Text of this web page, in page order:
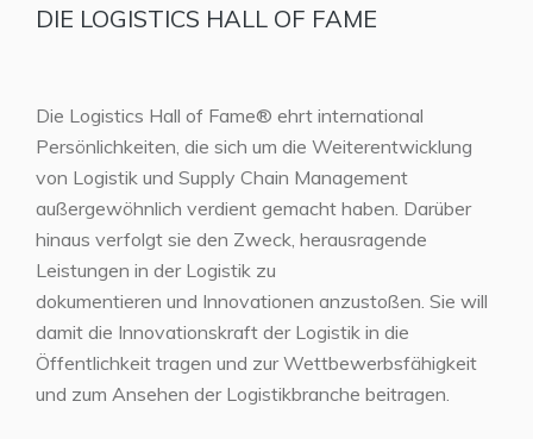
DIE LOGISTICS HALL OF FAME
Die Logistics Hall of Fame® ehrt international
Persönlichkeiten, die sich um die Weiterentwicklung
von Logistik und Supply Chain Management
außergewöhnlich verdient gemacht haben. Darüber
hinaus verfolgt sie den Zweck, herausragende
Leistungen in der Logistik zu
dokumentieren und Innovationen anzustoßen. Sie will
damit die Innovationskraft der Logistik in die
Öffentlichkeit tragen und zur Wettbewerbsfähigkeit
und zum Ansehen der Logistikbranche beitragen.